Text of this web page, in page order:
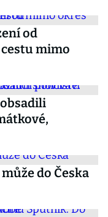
od
mimo
do Česka